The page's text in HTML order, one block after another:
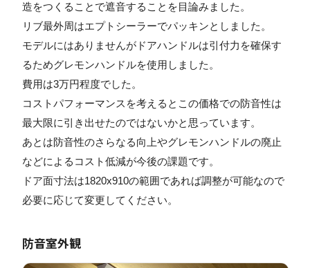
造をつくることで遮音することを目論みました。
リブ最外周はエプトシーラーでパッキンとしました。
モデルにはありませんがドアハンドルは引付力を確保す
るためグレモンハンドルを使用しました。
費用は3万円程度でした。
コストパフォーマンスを考えるとこの価格での防音性は
最大限に引き出せたのではないかと思っています。
あとは防音性のさらなる向上やグレモンハンドルの廃止
などによるコスト低減が今後の課題です。
ドア面寸法は1820x910の範囲であれば調整が可能なので
必要に応じて変更してください。
防音室外観